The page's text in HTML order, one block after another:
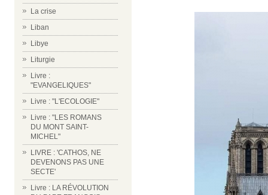
La crise
Liban
Libye
Liturgie
Livre :
"EVANGELIQUES"
Livre : "L'ECOLOGIE"
Livre : "LES ROMANS
DU MONT SAINT-
MICHEL"
LIVRE : 'CATHOS, NE
DEVENONS PAS UNE
SECTE'
Livre : LA RÉVOLUTION